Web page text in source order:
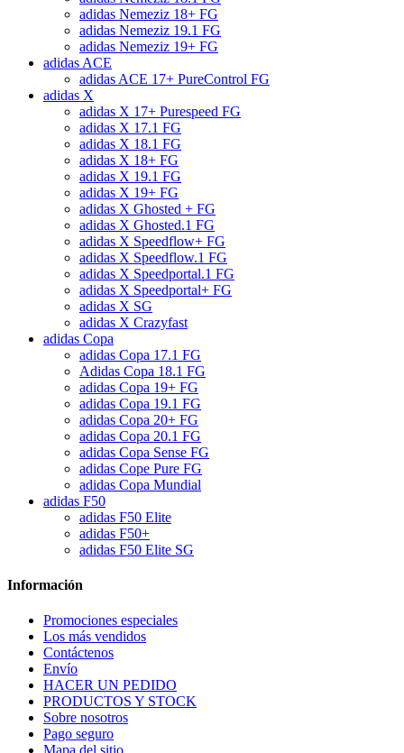
adidas Nemeziz 18+ FG
adidas Nemeziz 19.1 FG
adidas Nemeziz 19+ FG
adidas ACE
adidas ACE 17+ PureControl FG
adidas X
adidas X 17+ Purespeed FG
adidas X 17.1 FG
adidas X 18.1 FG
adidas X 18+ FG
adidas X 19.1 FG
adidas X 19+ FG
adidas X Ghosted + FG
adidas X Ghosted.1 FG
adidas X Speedflow+ FG
adidas X Speedflow.1 FG
adidas X Speedportal.1 FG
adidas X Speedportal+ FG
adidas X SG
adidas X Crazyfast
adidas Copa
adidas Copa 17.1 FG
Adidas Copa 18.1 FG
adidas Copa 19+ FG
adidas Copa 19.1 FG
adidas Copa 20+ FG
adidas Copa 20.1 FG
adidas Copa Sense FG
adidas Cope Pure FG
adidas Copa Mundial
adidas F50
adidas F50 Elite
adidas F50+
adidas F50 Elite SG
Información
Promociones especiales
Los más vendidos
Contáctenos
Envío
HACER UN PEDIDO
PRODUCTOS Y STOCK
Sobre nosotros
Pago seguro